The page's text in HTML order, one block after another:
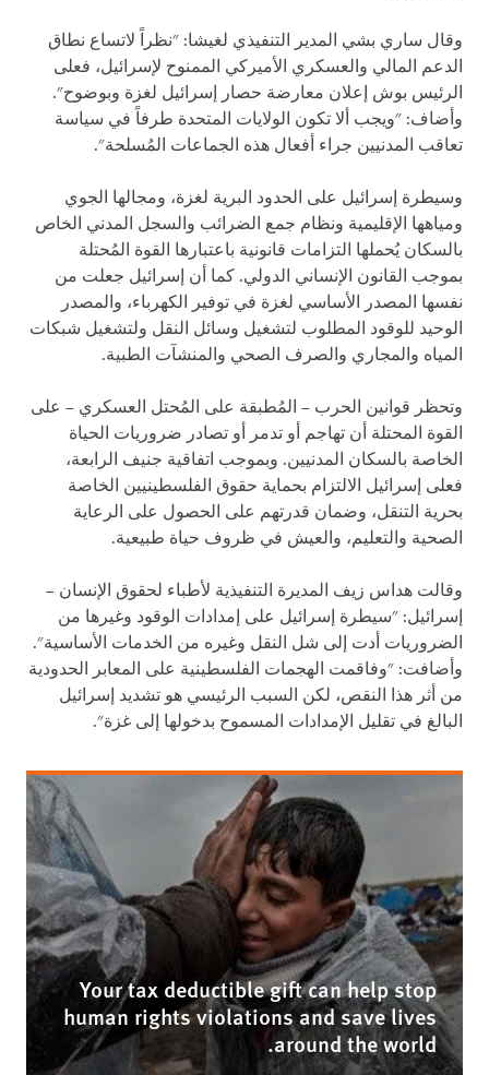
وقال ساري بشي المدير التنفيذي لغيشا: "نظراً لاتساع نطاق
الدعم المالي والعسكري الأميركي الممنوح لإسرائيل، فعلى
الرئيس بوش إعلان معارضة حصار إسرائيل لغزة وبوضوح".
وأضاف: "ويجب ألا تكون الولايات المتحدة طرفاً في سياسة
تعاقب المدنيين جراء أفعال هذه الجماعات المُسلحة".
وسيطرة إسرائيل على الحدود البرية لغزة، ومجالها الجوي
ومياهها الإقليمية ونظام جمع الضرائب والسجل المدني الخاص
بالسكان يُحملها التزامات قانونية باعتبارها القوة المُحتلة
بموجب القانون الإنساني الدولي. كما أن إسرائيل جعلت من
نفسها المصدر الأساسي لغزة في توفير الكهرباء، والمصدر
الوحيد للوقود المطلوب لتشغيل وسائل النقل ولتشغيل شبكات
المياه والمجاري والصرف الصحي والمنشآت الطبية.
وتحظر قوانين الحرب – المُطبقة على المُحتل العسكري – على
القوة المحتلة أن تهاجم أو تدمر أو تصادر ضروريات الحياة
الخاصة بالسكان المدنيين. وبموجب اتفاقية جنيف الرابعة،
فعلى إسرائيل الالتزام بحماية حقوق الفلسطينيين الخاصة
بحرية التنقل، وضمان قدرتهم على الحصول على الرعاية
الصحية والتعليم، والعيش في ظروف حياة طبيعية.
وقالت هداس زيف المديرة التنفيذية لأطباء لحقوق الإنسان –
إسرائيل: "سيطرة إسرائيل على إمدادات الوقود وغيرها من
الضروريات أدت إلى شل النقل وغيره من الخدمات الأساسية".
وأضافت: "وفاقمت الهجمات الفلسطينية على المعابر الحدودية
من أثر هذا النقص، لكن السبب الرئيسي هو تشديد إسرائيل
البالغ في تقليل الإمدادات المسموح بدخولها إلى غزة".
Your tax deductible gift can help stop
human rights violations and save lives
around the world.